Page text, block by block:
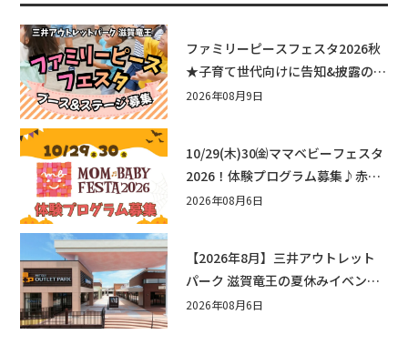
ファミリーピースフェスタ2026秋
★子育て世代向けに告知&披露の場
として♪ステージ又はブース出店
2026年08月9日
10/29(木)30㈮ママベビーフェスタ
2026！体験プログラム募集♪赤ち
ゃん向けイベントに出演しません
2026年08月6日
【2026年8月】三井アウトレット
パーク 滋賀竜王の夏休みイベント
まとめ！びしょぬれ水あそび・激
2026年08月6日